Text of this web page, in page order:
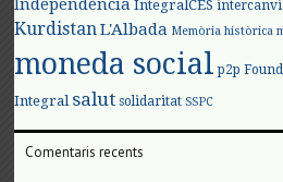
Independència IntegralCES intercanvi
KurdistanL'Albada Memòria històrica
moneda social p2p
Integral salut solidaritat SSPC
Comentaris recents